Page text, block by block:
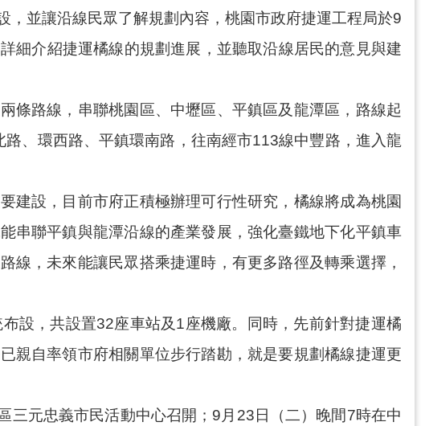
並讓沿線民眾了解規劃內容，桃園市政府捷運工程局於9
細介紹捷運橘線的規劃進展，並聽取沿線居民的意見與建
條路線，串聯桃園區、中壢區、平鎮區及龍潭區，路線起
、環西路、平鎮環南路，往南經市113線中豐路，進入龍
建設，目前市府正積極辦理可行性研究，橘線將成為桃園
串聯平鎮與龍潭沿線的產業發展，強化臺鐵地下化平鎮車
，未來能讓民眾搭乘捷運時，有更多路徑及轉乘選擇，
設，共設置32座車站及1座機廠。同時，先前針對捷運橘
親自率領市府相關單位步行踏勘，就是要規劃橘線捷運更
元忠義市民活動中心召開；9月23日（二）晚間7時在中